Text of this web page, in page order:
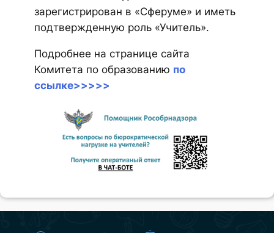
зарегистрирован в «Сферуме» и иметь
подтвержденную роль «Учитель».
Подробнее на странице сайта
Комитета по образованию по
ссылке>>>>>